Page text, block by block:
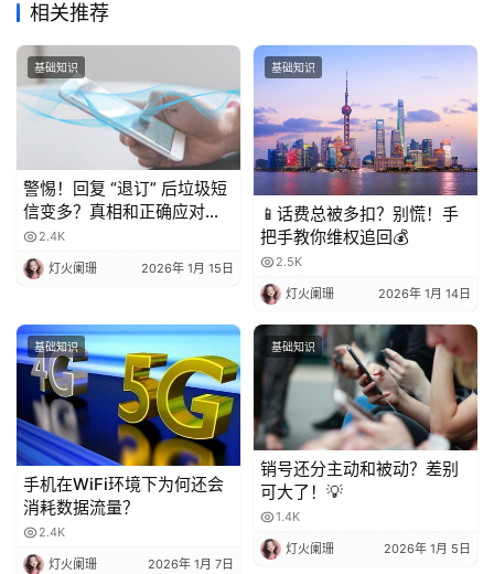
相关推荐
基础知识
警惕！回复 “退订” 后垃圾短
信变多？真相和正确应对方
法都在这
2.4K
灯火阑珊 2026年 1月 15日
基础知识
📱话费总被多扣？别慌！手
把手教你维权追回💰
2.5K
灯火阑珊 2026年 1月 14日
基础知识
手机在WiFi环境下为何还会
消耗数据流量？
2.4K
灯火阑珊 2026年 1月 7日
基础知识
销号还分主动和被动？差别
可大了！💡
1.4K
灯火阑珊 2026年 1月 5日